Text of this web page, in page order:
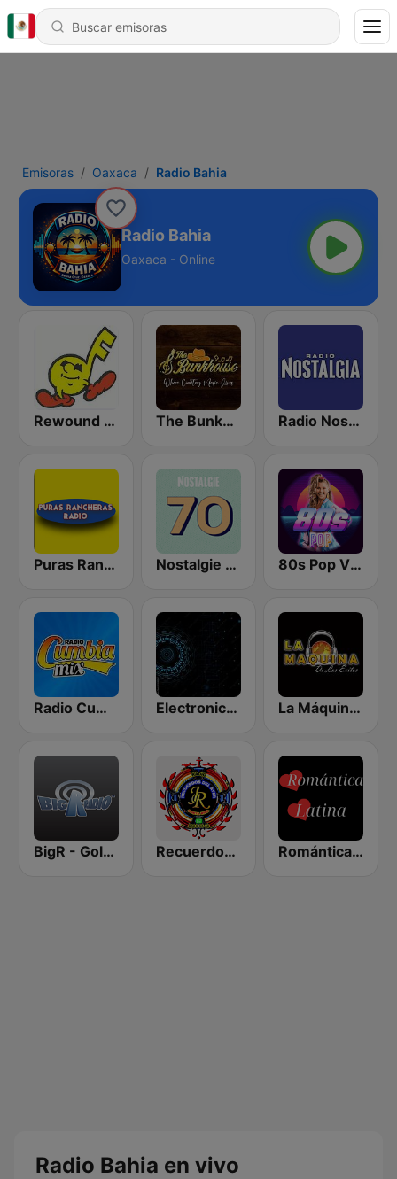
Emisoras Oaxaca Radio Bahia
Radio Bahia
Oaxaca - Online
Rewound Radio The Bunkhouse Radio Nostalgia de Monclova
Puras Rancheras Radio Nostalgie 70 80s Pop Vibes
Radio Cumbia Mix Electronica Radio FM La Máquina de Los Exitos
BigR - Golden Oldies Recuerdos del Ayer Romántica Latina
Radio Bahia en vivo